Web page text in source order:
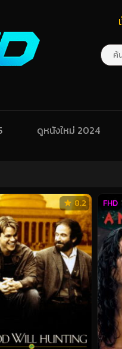
ดูหนังใหม่ 2024
8.2 FHD